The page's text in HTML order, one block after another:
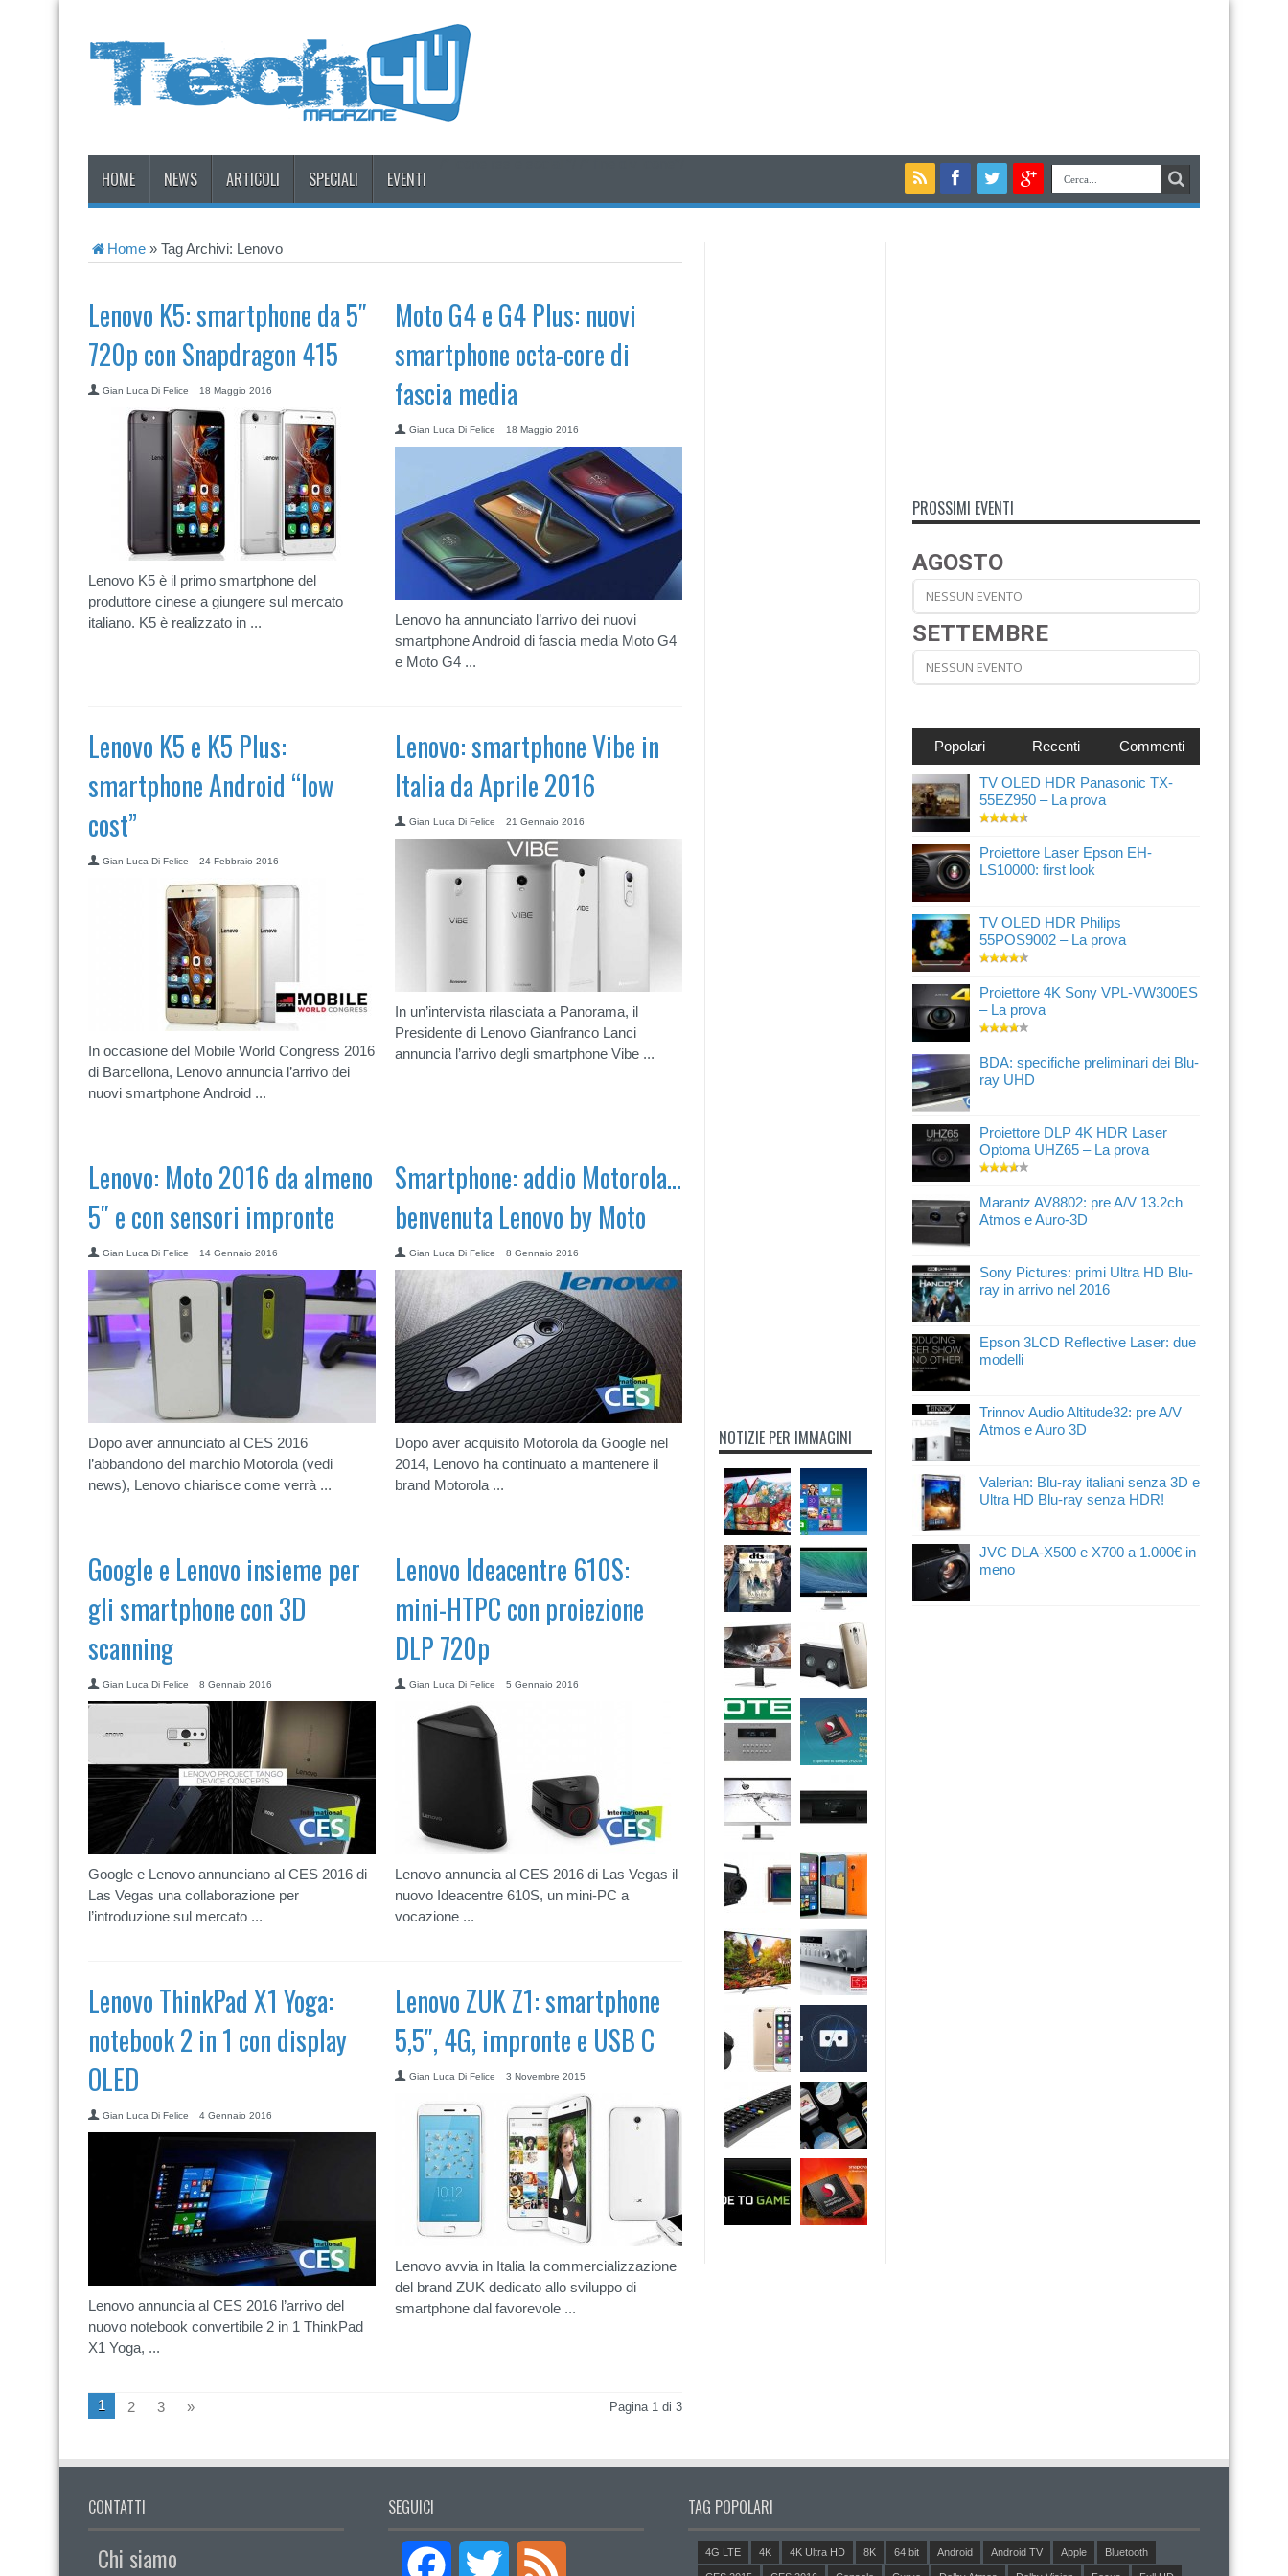
HOME NEWS ARTICOLI SPECIALI EVENTI
Home » Tag Archivi: Lenovo
Lenovo K5: smartphone da 5″
720p con Snapdragon 415
Gian Luca Di Felice 18 Maggio 2016
Lenovo K5 è il primo smartphone del
produttore cinese a giungere sul mercato
italiano. K5 è realizzato in ...
Moto G4 e G4 Plus: nuovi
smartphone octa-core di
fascia media
Gian Luca Di Felice 18 Maggio 2016
Lenovo ha annunciato l’arrivo dei nuovi
smartphone Android di fascia media Moto G4
e Moto G4 ...
Lenovo K5 e K5 Plus:
smartphone Android “low
cost”
Gian Luca Di Felice 24 Febbraio 2016
In occasione del Mobile World Congress 2016
di Barcellona, Lenovo annuncia l’arrivo dei
nuovi smartphone Android ...
Lenovo: smartphone Vibe in
Italia da Aprile 2016
Gian Luca Di Felice 21 Gennaio 2016
In un’intervista rilasciata a Panorama, il
Presidente di Lenovo Gianfranco Lanci
annuncia l’arrivo degli smartphone Vibe ...
Lenovo: Moto 2016 da almeno
5″ e con sensori impronte
Gian Luca Di Felice 14 Gennaio 2016
Dopo aver annunciato al CES 2016
l’abbandono del marchio Motorola (vedi
news), Lenovo chiarisce come verrà ...
Smartphone: addio Motorola…
benvenuta Lenovo by Moto
Gian Luca Di Felice 8 Gennaio 2016
Dopo aver acquisito Motorola da Google nel
2014, Lenovo ha continuato a mantenere il
brand Motorola ...
Google e Lenovo insieme per
gli smartphone con 3D
scanning
Gian Luca Di Felice 8 Gennaio 2016
Google e Lenovo annunciano al CES 2016 di
Las Vegas una collaborazione per
l’introduzione sul mercato ...
Lenovo Ideacentre 610S:
mini-HTPC con proiezione
DLP 720p
Gian Luca Di Felice 5 Gennaio 2016
Lenovo annuncia al CES 2016 di Las Vegas il
nuovo Ideacentre 610S, un mini-PC a
vocazione ...
Lenovo ThinkPad X1 Yoga:
notebook 2 in 1 con display
OLED
Gian Luca Di Felice 4 Gennaio 2016
Lenovo annuncia al CES 2016 l’arrivo del
nuovo notebook convertibile 2 in 1 ThinkPad
X1 Yoga, ...
Lenovo ZUK Z1: smartphone
5,5″, 4G, impronte e USB C
Gian Luca Di Felice 3 Novembre 2015
Lenovo avvia in Italia la commercializzazione
del brand ZUK dedicato allo sviluppo di
smartphone dal favorevole ...
Pagina 1 di 3
1 2 3 »
NOTIZIE PER IMMAGINI
PROSSIMI EVENTI
AGOSTO
NESSUN EVENTO
SETTEMBRE
NESSUN EVENTO
Popolari Recenti Commenti
TV OLED HDR Panasonic TX-
55EZ950 – La prova
Proiettore Laser Epson EH-
LS10000: first look
TV OLED HDR Philips
55POS9002 – La prova
Proiettore 4K Sony VPL-VW300ES
– La prova
BDA: specifiche preliminari dei Blu-
ray UHD
Proiettore DLP 4K HDR Laser
Optoma UHZ65 – La prova
Marantz AV8802: pre A/V 13.2ch
Atmos e Auro-3D
Sony Pictures: primi Ultra HD Blu-
ray in arrivo nel 2016
Epson 3LCD Reflective Laser: due
modelli
Trinnov Audio Altitude32: pre A/V
Atmos e Auro 3D
Valerian: Blu-ray italiani senza 3D e
Ultra HD Blu-ray senza HDR!
JVC DLA-X500 e X700 a 1.000€ in
meno
CONTATTI
Chi siamo
SEGUICI
Facebook Twitter
TAG POPOLARI
4G LTE 4K 4K Ultra HD 8K 64 bit Android Android TV Apple Bluetooth